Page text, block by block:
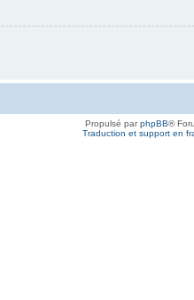
Propulsé parphpBB®
Traduction et support en